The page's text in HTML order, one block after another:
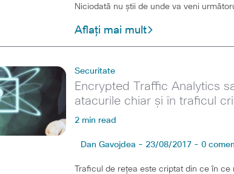
Niciodată nu știi de unde va veni
Aflați mai mult
Securitate
Encrypted Traffic Analytics
atacurile chiar și în traficul
2 min read
Dan Gavojdea - 23/08/2017 - 0
Traficul de rețea este criptat din ce în ce